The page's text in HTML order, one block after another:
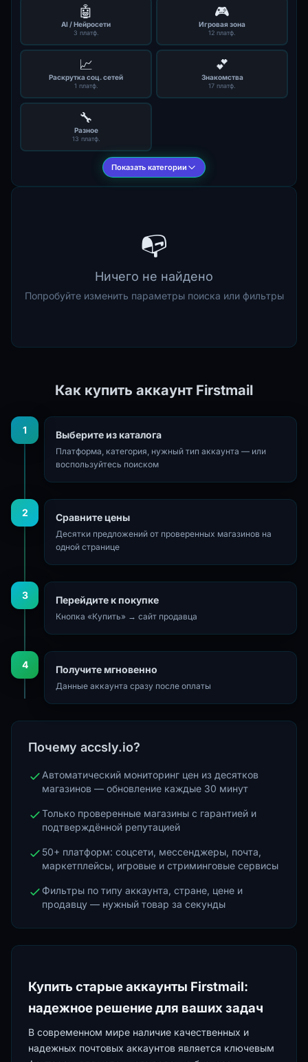
🤖
AI / Нейросети
3 платф.
🎮
Игровая зона
12 платф.
📈
Раскрутка соц. сетей
1 платф.
💕
Знакомства
17 платф.
🔧
Разное
13 платф.
Показать категории
📭
Ничего не найдено
Попробуйте изменить параметры поиска или фильтры
Как купить аккаунт Firstmail
1 Выберите из каталога
Платформа, категория, нужный тип аккаунта — или
воспользуйтесь поиском
2 Сравните цены
Десятки предложений от проверенных магазинов на
одной странице
3 Перейдите к покупке
Кнопка «Купить» → сайт продавца
4 Получите мгновенно
Данные аккаунта сразу после оплаты
Почему accsly.io?
Автоматический мониторинг цен из десятков
магазинов — обновление каждые 30 минут
Только проверенные магазины с гарантией и
подтверждённой репутацией
50+ платформ: соцсети, мессенджеры, почта,
маркетплейсы, игровые и стриминговые сервисы
Фильтры по типу аккаунта, стране, цене и
продавцу — нужный товар за секунды
Купить старые аккаунты Firstmail:
надежное решение для ваших задач
В современном мире наличие качественных и
надежных почтовых аккаунтов является ключевым